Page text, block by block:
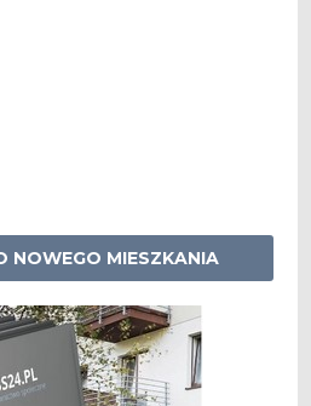
NOWEGO MIESZKANIA